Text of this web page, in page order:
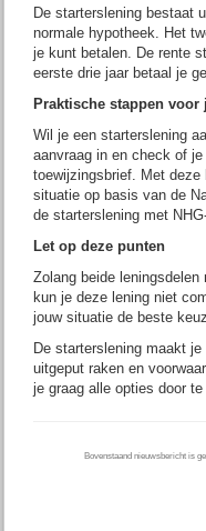
De starterslening bestaat
normale hypotheek. Het
je kunt betalen. De rente
eerste drie jaar betaal je
Praktische stappen voor
Wil je een starterslening
aanvraag in en check of
toewijzingsbrief. Met
situatie op basis van de
de starterslening met
Let op deze punten
Zolang beide
kun je deze lening niet
jouw situatie de beste
De starterslening maakt
uitgeput raken en
je graag alle opties door
Bovenstaand nieuwsbericht is